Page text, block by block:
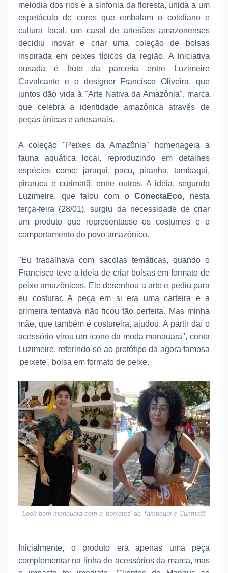
melodia dos rios e a sinfonia da floresta, unida a um
espetáculo de cores que embalam o cotidiano e
cultura local, um casal de artesãos amazonenses
decidiu inovar e criar uma coleção de bolsas
inspirada em peixes típicos da região. A iniciativa
ousada é fruto da parceria entre Luzimeire
Cavalcante e o designer Francisco Oliveira, que
juntos dão vida à "Arte Nativa da Amazônia", marca
que celebra a identidade amazônica através de
peças únicas e artesanais.
A coleção "Peixes da Amazônia" homenageia a
fauna aquática local, reproduzindo em detalhes
espécies como: jaraqui, pacu, piranha, tambaqui,
pirarucu e curimatã, entre outros. A ideia, segundo
Luzimeire, que falou com oConectaEco, nesta
terça-feira (28/01), surgiu da necessidade de criar
um produto que representasse os costumes e o
comportamento do povo amazônico.
"Eu trabalhava com sacolas temáticas, quando o
Francisco teve a ideia de criar bolsas em formato de
peixe amazônicos. Ele desenhou a arte e pediu para
eu costurar. A peça em si era uma carteira e a
primeira tentativa não ficou tão perfeita. Mas minha
mãe, que também é costureira, ajudou. A partir daí o
acessório virou um ícone da moda manauara", conta
Luzimeire, referindo-se ao protótipo da agora famosa
'peixete', bolsa em formato de peixe.
Look bem manauara com a 'peixetes' de Tambaqui e Curimatã
Inicialmente, o produto era apenas uma peça
complementar na linha de acessórios da marca, mas